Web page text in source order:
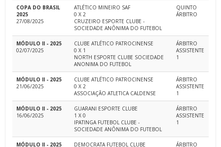
COPA DO BRASIL
2025
27/08/2025
ATLÉTICO MINEIRO SAF
0 X 2
CRUZEIRO ESPORTE CLUBE -
SOCIEDADE ANÔNIMA DO FUTEBOL
QUINTO
ÁRBITRO
MÓDULO II - 2025
02/07/2025
CLUBE ATLÉTICO PATROCINENSE
0 X 1
NORTH ESPORTE CLUBE SOCIEDADE
ANONIMA DO FUTEBOL
ÁRBITRO
ASSISTENTE
1
MÓDULO II - 2025
21/06/2025
CLUBE ATLÉTICO PATROCINENSE
0 X 2
ASSOCIAÇÃO ATLETICA CALDENSE
ÁRBITRO
ASSISTENTE
1
MÓDULO II - 2025
16/06/2025
GUARANI ESPORTE CLUBE
1 X 0
IPATINGA FUTEBOL CLUBE -
SOCIEDADE ANÔNIMA DO FUTEBOL
ÁRBITRO
ASSISTENTE
1
MÓDULO II - 2025
DEMOCRATA FUTEBOL CLUBE
ÁRBITRO